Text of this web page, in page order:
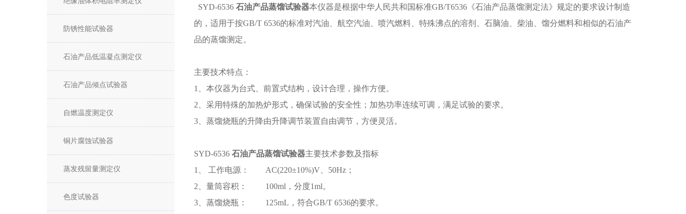
防锈性能试验器
石油产品低温凝点测定仪
石油产品倾点试验器
自燃温度测定仪
铜片腐蚀试验器
蒸发残留量测定仪
色度试验器
SYD-6536 石油产品蒸馏试验器本仪器是根据中华人民共和国标准GB/T6536《石油产品蒸馏测定法》规定的要求设计制造
的，适用于按GB/T 6536的标准对汽油、航空汽油、喷汽燃料、特殊沸点的溶剂、石脑油、柴油、馏分燃料和相似的石油产
品的蒸馏测定。
主要技术特点：
1、本仪器为台式、前置式结构，设计合理，操作方便。
2、采用特殊的加热炉形式，确保试验的安全性；加热功率连续可调，满足试验的要求。
3、蒸馏烧瓶的升降由升降调节装置自由调节，方便灵活。
SYD-6536 石油产品蒸馏试验器主要技术参数及指标
1、 工作电源： AC(220±10%)V、50Hz；
2、量筒容积： 100ml，分度1ml。
3、蒸馏烧瓶： 125mL，符合GB/T 6536的要求。